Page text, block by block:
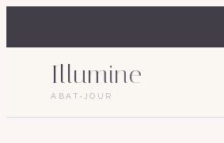
Illumine
ABAT-JOUR